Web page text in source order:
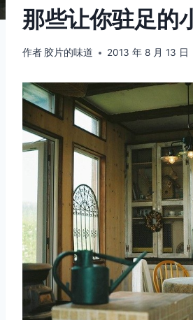
那些让你驻足的
作者 胶片的味道 2013 年 8 月 13 日